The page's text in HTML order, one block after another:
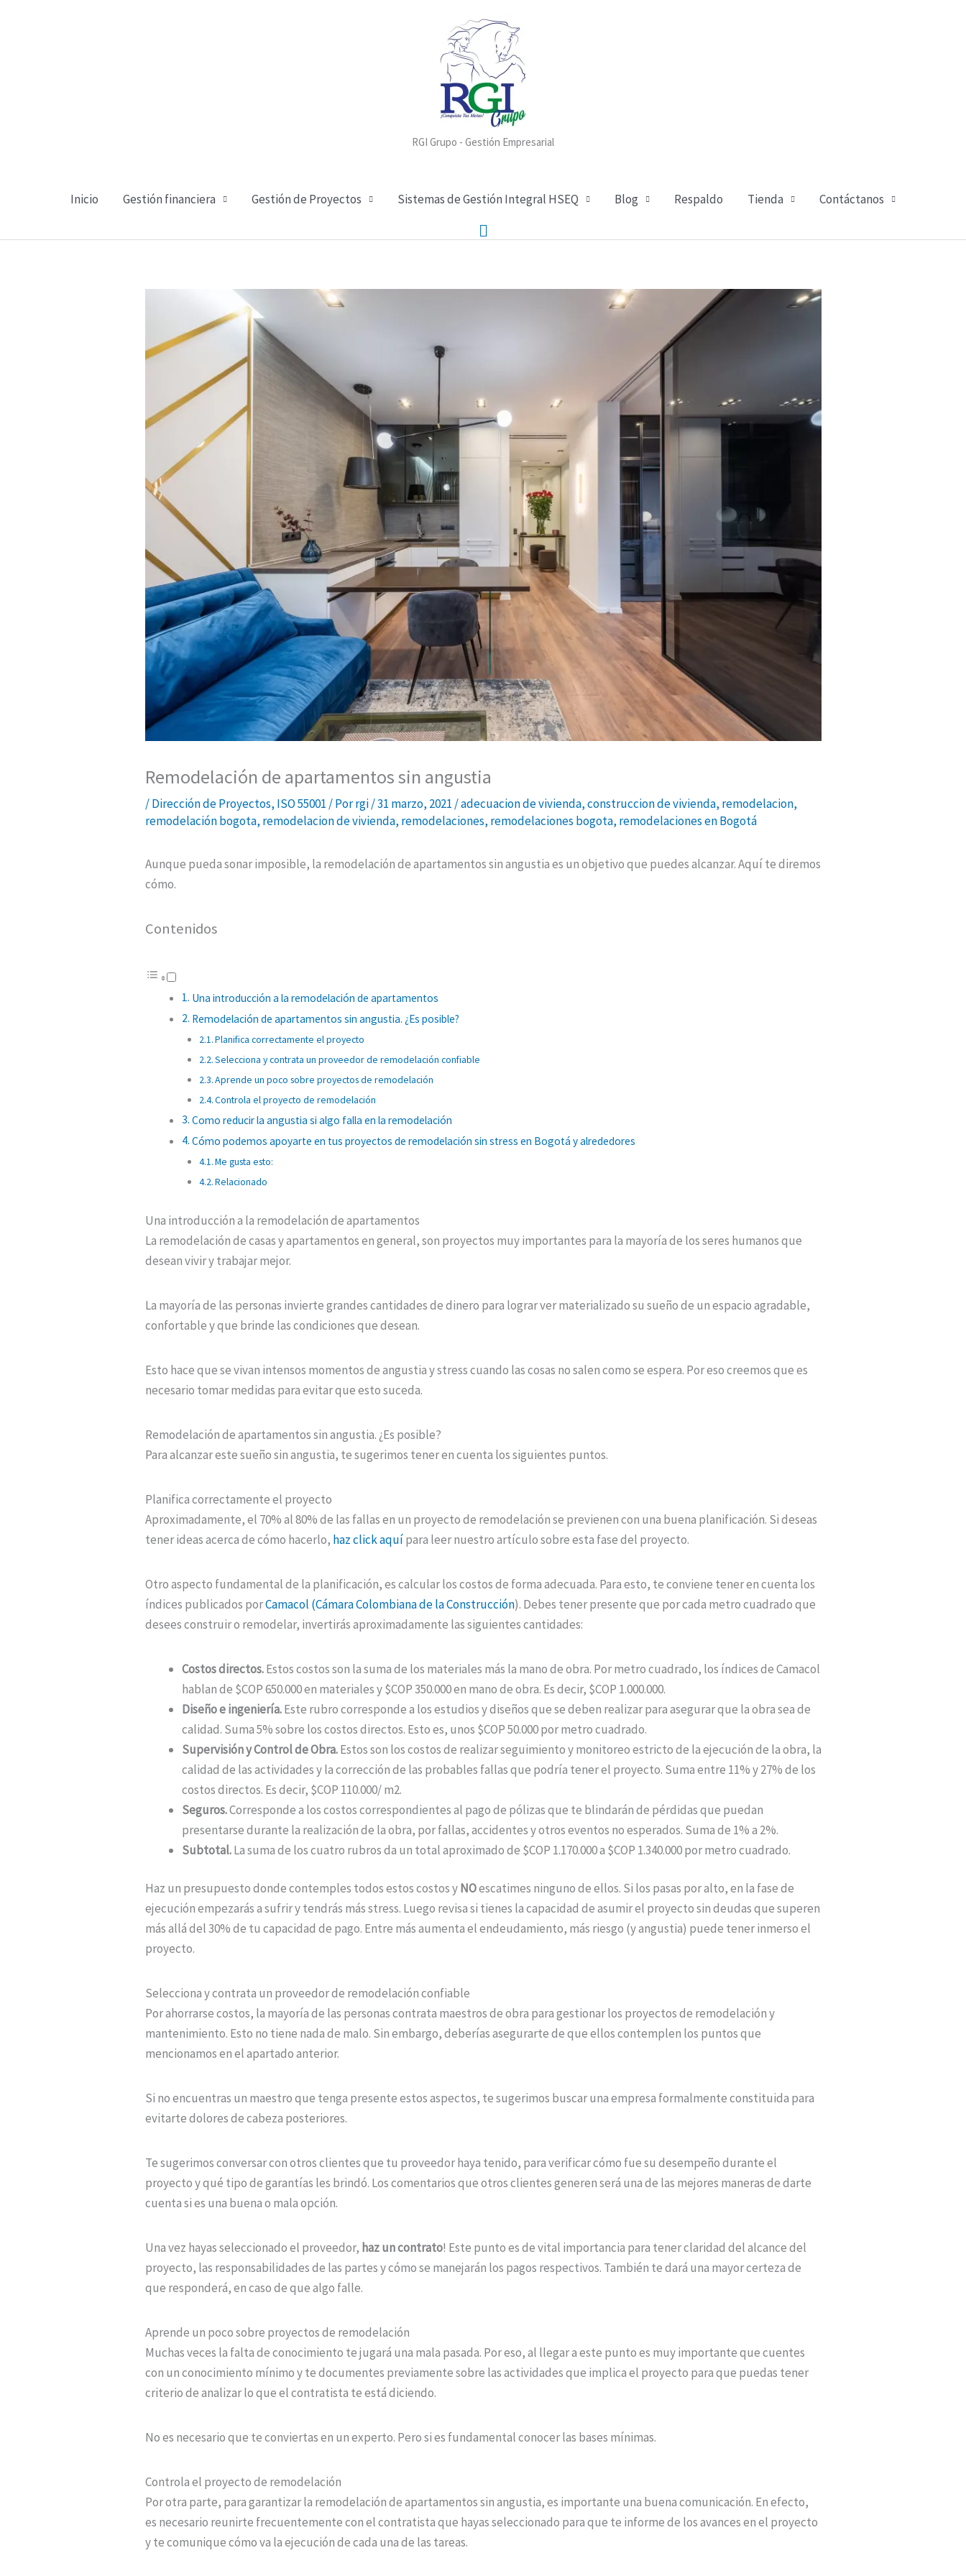
RGI Grupo - Gestión Empresarial
Inicio Gestión financiera Gestión de Proyectos Sistemas de Gestión Integral HSEQ Blog Respaldo Tienda Contáctanos
Buscar
Remodelación de apartamentos sin angustia
/Dirección de Proyectos, ISO 55001 / Porrgi/31 marzo, 2021 /adecuacion de vivienda,construccion de vivienda, remodelacion,
remodelación bogota, remodelacion de vivienda, remodelaciones, remodelaciones bogota, remodelaciones en Bogotá
Aunque pueda sonar imposible, la remodelación de apartamentos sin angustia es un objetivo que puedes alcanzar. Aquí te diremos
cómo.
Contenidos
Una introducción a la remodelación de apartamentos
Remodelación de apartamentos sin angustia. ¿Es posible?
Planifica correctamente el proyecto
Selecciona y contrata un proveedor de remodelación confiable
Aprende un poco sobre proyectos de remodelación
Controla el proyecto de remodelación
Como reducir la angustia si algo falla en la remodelación
Cómo podemos apoyarte en tus proyectos de remodelación sin stress en Bogotá y alrededores
Me gusta esto:
Relacionado
Una introducción a la remodelación de apartamentos
La remodelación de casas y apartamentos en general, son proyectos muy importantes para la mayoría de los seres humanos que
desean vivir y trabajar mejor.
La mayoría de las personas invierte grandes cantidades de dinero para lograr ver materializado su sueño de un espacio agradable,
confortable y que brinde las condiciones que desean.
Esto hace que se vivan intensos momentos de angustia y stress cuando las cosas no salen como se espera. Por eso creemos que es
necesario tomar medidas para evitar que esto suceda.
Remodelación de apartamentos sin angustia. ¿Es posible?
Para alcanzar este sueño sin angustia, te sugerimos tener en cuenta los siguientes puntos.
Planifica correctamente el proyecto
Aproximadamente, el 70% al 80% de las fallas en un proyecto de remodelación se previenen con una buena planificación. Si deseas
tener ideas acerca de cómo hacerlo, haz click aquípara leer nuestro artículo sobre esta fase del proyecto.
Otro aspecto fundamental de la planificación, es calcular los costos de forma adecuada. Para esto, te conviene tener en cuenta los
índices publicados porCamacol (Cámara Colombiana de la Construcción). Debes tener presente que por cada metro cuadrado que
desees construir o remodelar, invertirás aproximadamente las siguientes cantidades:
Costos directos.Estos costos son la suma de los materiales más la mano de obra. Por metro cuadrado, los índices de Camacol
hablan de $COP 650.000 en materiales y $COP 350.000 en mano de obra. Es decir, $COP 1.000.000.
Diseño e ingeniería.Este rubro corresponde a los estudios y diseños que se deben realizar para asegurar que la obra sea de
calidad. Suma 5% sobre los costos directos. Esto es, unos $COP 50.000 por metro cuadrado.
Supervisión y Control de Obra.Estos son los costos de realizar seguimiento y monitoreo estricto de la ejecución de la obra, la
calidad de las actividades y la corrección de las probables fallas que podría tener el proyecto. Suma entre 11% y 27% de los
costos directos. Es decir, $COP 110.000/ m2.
Seguros.Corresponde a los costos correspondientes al pago de pólizas que te blindarán de pérdidas que puedan
presentarse durante la realización de la obra, por fallas, accidentes y otros eventos no esperados. Suma de 1% a 2%.
Subtotal.La suma de los cuatro rubros da un total aproximado de $COP 1.170.000 a $COP 1.340.000 por metro cuadrado.
Haz un presupuesto donde contemples todos estos costos yNOescatimes ninguno de ellos. Si los pasas por alto, en la fase de
ejecución empezarás a sufrir y tendrás más stress. Luego revisa si tienes la capacidad de asumir el proyecto sin deudas que superen
más allá del 30% de tu capacidad de pago. Entre más aumenta el endeudamiento, más riesgo (y angustia) puede tener inmerso el
proyecto.
Selecciona y contrata un proveedor de remodelación confiable
Por ahorrarse costos, la mayoría de las personas contrata maestros de obra para gestionar los proyectos de remodelación y
mantenimiento. Esto no tiene nada de malo. Sin embargo, deberías asegurarte de que ellos contemplen los puntos que
mencionamos en el apartado anterior.
Si no encuentras un maestro que tenga presente estos aspectos, te sugerimos buscar una empresa formalmente constituida para
evitarte dolores de cabeza posteriores.
Te sugerimos conversar con otros clientes que tu proveedor haya tenido, para verificar cómo fue su desempeño durante el
proyecto y qué tipo de garantías les brindó. Los comentarios que otros clientes generen será una de las mejores maneras de darte
cuenta si es una buena o mala opción.
Una vez hayas seleccionado el proveedor, haz un contrato! Este punto es de vital importancia para tener claridad del alcance del
proyecto, las responsabilidades de las partes y cómo se manejarán los pagos respectivos. También te dará una mayor certeza de
que responderá, en caso de que algo falle.
Aprende un poco sobre proyectos de remodelación
Muchas veces la falta de conocimiento te jugará una mala pasada. Por eso, al llegar a este punto es muy importante que cuentes
con un conocimiento mínimo y te documentes previamente sobre las actividades que implica el proyecto para que puedas tener
criterio de analizar lo que el contratista te está diciendo.
No es necesario que te conviertas en un experto. Pero si es fundamental conocer las bases mínimas.
Controla el proyecto de remodelación
Por otra parte, para garantizar la remodelación de apartamentos sin angustia, es importante una buena comunicación. En efecto,
es necesario reunirte frecuentemente con el contratista que hayas seleccionado para que te informe de los avances en el proyecto
y te comunique cómo va la ejecución de cada una de las tareas.